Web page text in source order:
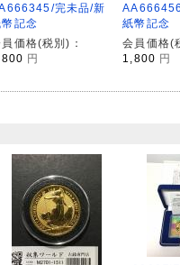
完未品/新
幣記念
価格(税別)：
円
紙幣記念
会員価格(
1,800 円